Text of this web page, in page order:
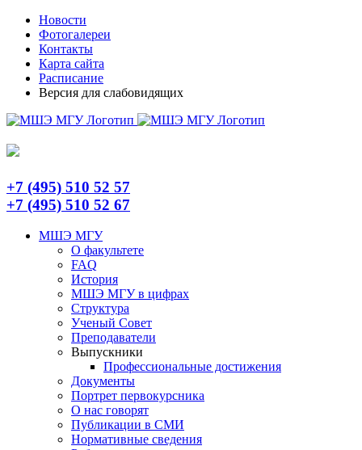
Skip
content
TelegramНовости
Фотогалереи
Контакты
Карта сайта
Расписание
Версия для слабовидящих
+7 (495) 510 52 57
+7 (495) 510 52 67
МШЭ МГУ
О факультете
FAQ
История
МШЭ МГУ в цифрах
Структура
Ученый Совет
Преподаватели
Выпускники
Профессиональные достижения
Документы
Портрет первокурсника
О нас говорят
Публикации в СМИ
Нормативные сведения